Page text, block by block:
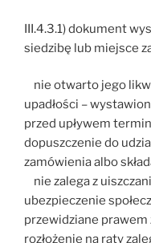
III.4.3.1) dokument
siedzibę lub miejsce
nie otwarto jego
upadłości –
przed upływem
dopuszczenie do
zamówienia albo
nie zalega z
ubezpieczenie
przewidziane
rozłożenie na raty